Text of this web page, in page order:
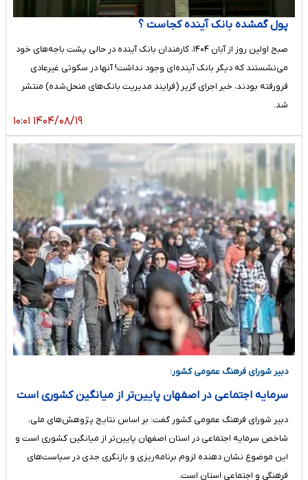
پول گمشده بانک آینده کجاست ؟
صبح اولین روز از آبان ۱۴۰۴، کارمندان بانک آینده در حالی پشت باجه‌های خود
می‌نشستند که دیگر بانک آینده‌ای وجود نداشت! آنها در سکوتی غیرعادی
فرورفته بودند، خبر اجرای گزیر (فرایند مدیریت بانک‌های منحل‌شده) منتشر
شد.
۱۴۰۴/۰۸/۱۹ ۱۰:۰۱
دبیر شورای فرهنگ عمومی کشور:
سرمایه اجتماعی در اصفهان پایین‌تر از میانگین کشوری است
دبیر شورای فرهنگ عمومی کشور گفت: بر اساس نتایج پژوهش‌های ملی،
شاخص سرمایه اجتماعی در استان اصفهان پایین‌تر از میانگین کشوری است و
این موضوع نشان دهنده لزوم برنامه‌ریزی و بازنگری جدی در سیاست‌های
فرهنگی و اجتماعی استان است.